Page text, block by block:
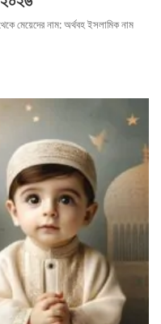
মেয়েদের নাম: অর্থবহ ইসলামিক নাম